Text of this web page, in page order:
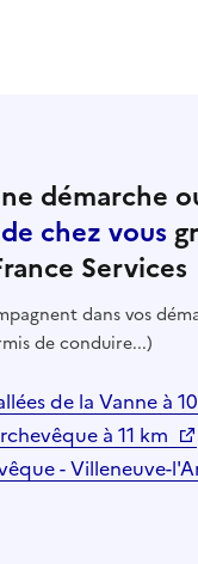
démarche
chez vous
Services
dans vos
de conduire...)
de la Vanne à
à 11 km
- Villeneuve-